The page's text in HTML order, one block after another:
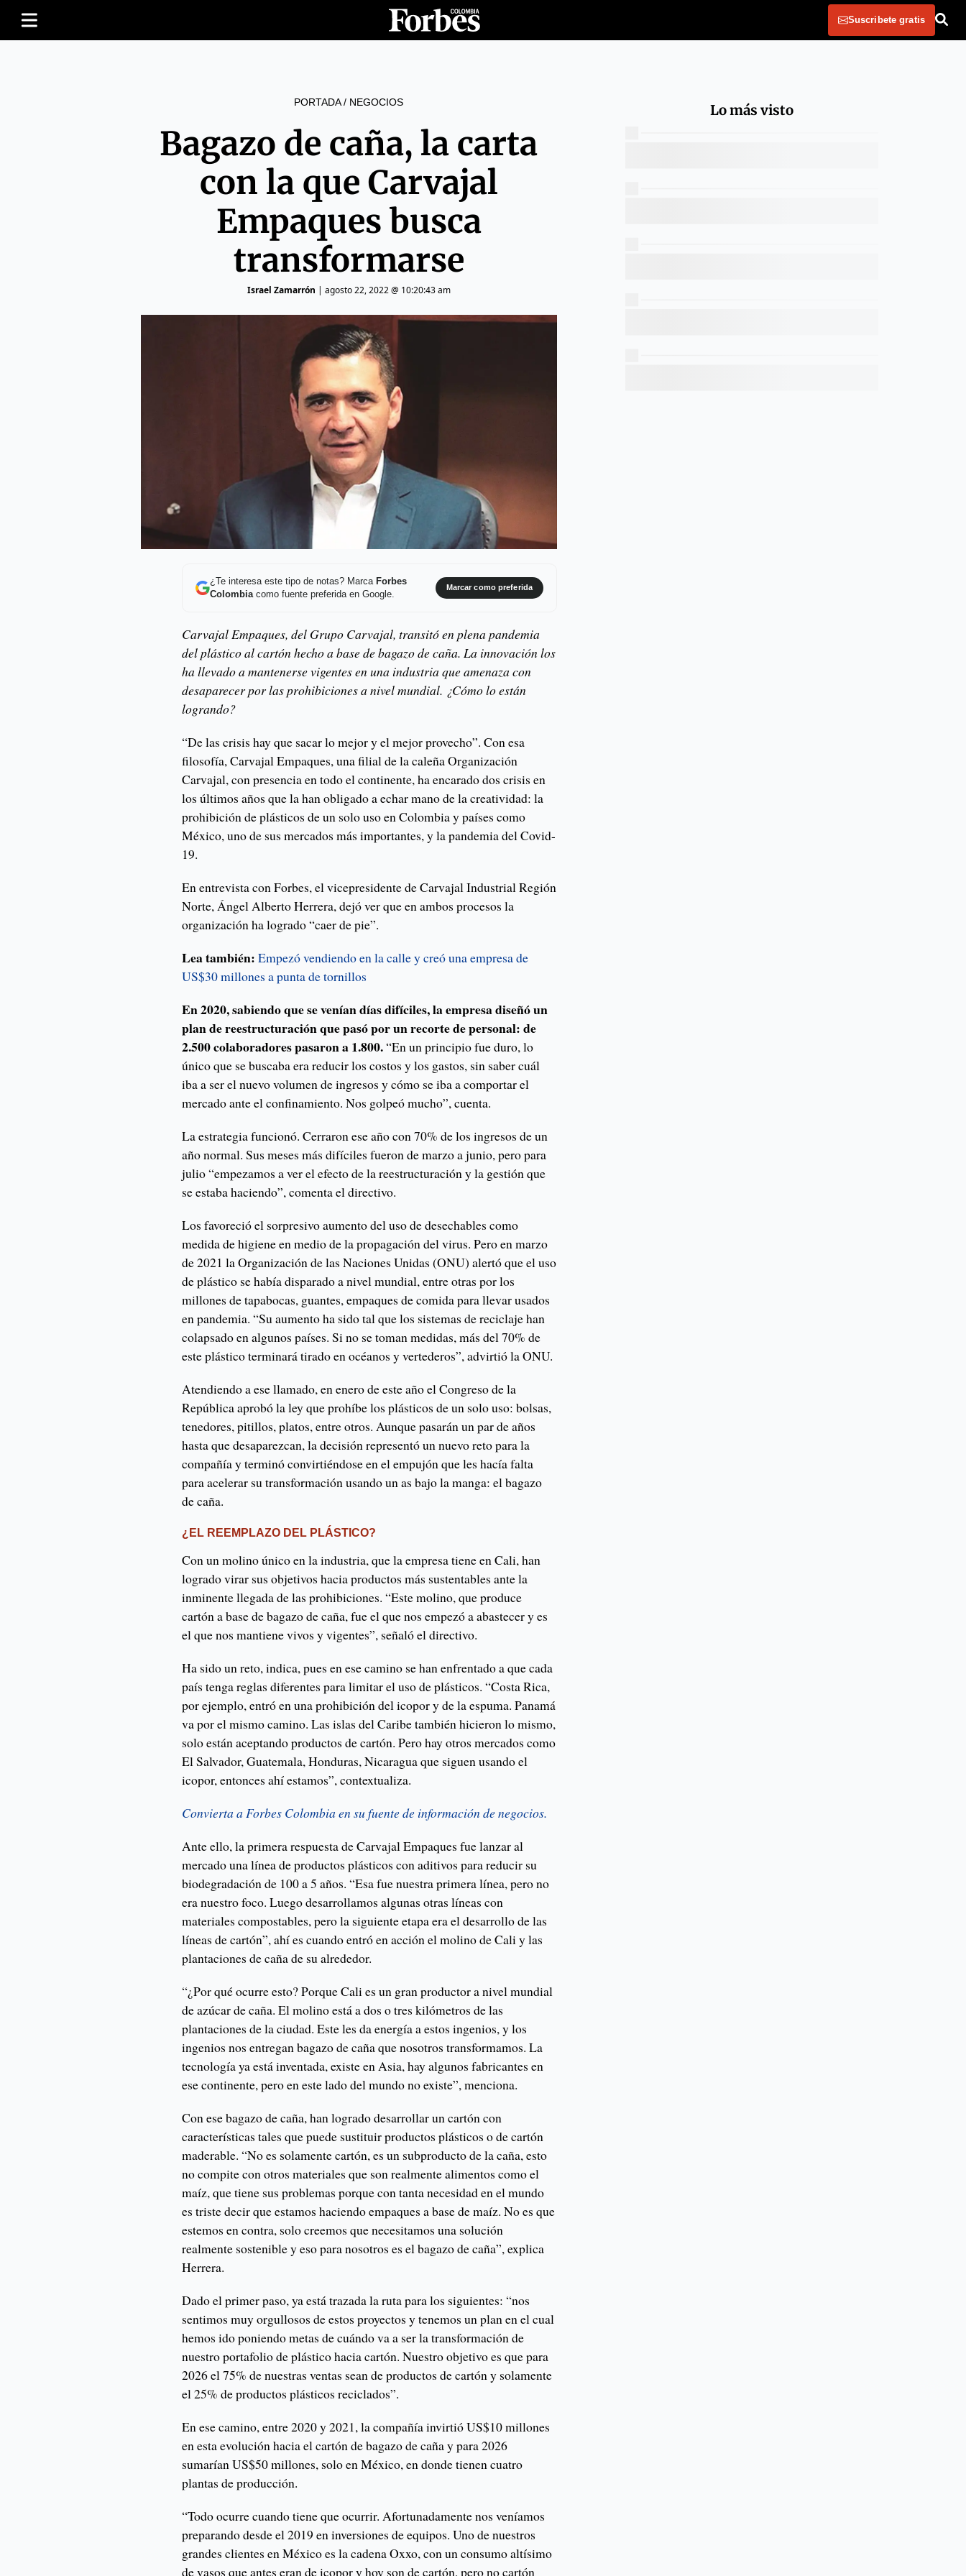
Suscribete gratis
PORTADA/ NEGOCIOS
Bagazo de caña, la carta
con la que Carvajal
Empaques busca
transformarse
Israel Zamarrón | agosto 22, 2022 @ 10:20:43 am
¿Te interesa este tipo de notas? Marca Forbes
Colombiacomo fuente preferida en Google.
Marcar como preferida
Carvajal Empaques, del Grupo Carvajal, transitó en plena pandemia
del plástico al cartón hecho a base de bagazo de caña. La innovación los
ha llevado a mantenerse vigentes en una industria que amenaza con
desaparecer por las prohibiciones a nivel mundial. ¿Cómo lo están
logrando?
“De las crisis hay que sacar lo mejor y el mejor provecho”. Con esa
filosofía, Carvajal Empaques, una filial de la caleña Organización
Carvajal, con presencia en todo el continente, ha encarado dos crisis en
los últimos años que la han obligado a echar mano de la creatividad: la
prohibición de plásticos de un solo uso en Colombia y países como
México, uno de sus mercados más importantes, y la pandemia del Covid-
19.
En entrevista con Forbes, el vicepresidente de Carvajal Industrial Región
Norte, Ángel Alberto Herrera, dejó ver que en ambos procesos la
organización ha logrado “caer de pie”.
Lea también: Empezó vendiendo en la calle y creó una empresa de
US$30 millones a punta de tornillos
En 2020, sabiendo que se venían días difíciles, la empresa diseñó un
plan de reestructuración que pasó por un recorte de personal: de
2.500 colaboradores pasaron a 1.800.“En un principio fue duro, lo
único que se buscaba era reducir los costos y los gastos, sin saber cuál
iba a ser el nuevo volumen de ingresos y cómo se iba a comportar el
mercado ante el confinamiento. Nos golpeó mucho”, cuenta.
La estrategia funcionó. Cerraron ese año con 70% de los ingresos de un
año normal. Sus meses más difíciles fueron de marzo a junio, pero para
julio “empezamos a ver el efecto de la reestructuración y la gestión que
se estaba haciendo”, comenta el directivo.
Los favoreció el sorpresivo aumento del uso de desechables como
medida de higiene en medio de la propagación del virus. Pero en marzo
de 2021 la Organización de las Naciones Unidas (ONU) alertó que el uso
de plástico se había disparado a nivel mundial, entre otras por los
millones de tapabocas, guantes, empaques de comida para llevar usados
en pandemia. “Su aumento ha sido tal que los sistemas de reciclaje han
colapsado en algunos países. Si no se toman medidas, más del 70% de
este plástico terminará tirado en océanos y vertederos”, advirtió la ONU.
Atendiendo a ese llamado, en enero de este año el Congreso de la
República aprobó la ley que prohíbe los plásticos de un solo uso: bolsas,
tenedores, pitillos, platos, entre otros. Aunque pasarán un par de años
hasta que desaparezcan, la decisión representó un nuevo reto para la
compañía y terminó convirtiéndose en el empujón que les hacía falta
para acelerar su transformación usando un as bajo la manga: el bagazo
de caña.
¿EL REEMPLAZO DEL PLÁSTICO?
Con un molino único en la industria, que la empresa tiene en Cali, han
logrado virar sus objetivos hacia productos más sustentables ante la
inminente llegada de las prohibiciones. “Este molino, que produce
cartón a base de bagazo de caña, fue el que nos empezó a abastecer y es
el que nos mantiene vivos y vigentes”, señaló el directivo.
Ha sido un reto, indica, pues en ese camino se han enfrentado a que cada
país tenga reglas diferentes para limitar el uso de plásticos. “Costa Rica,
por ejemplo, entró en una prohibición del icopor y de la espuma. Panamá
va por el mismo camino. Las islas del Caribe también hicieron lo mismo,
solo están aceptando productos de cartón. Pero hay otros mercados como
El Salvador, Guatemala, Honduras, Nicaragua que siguen usando el
icopor, entonces ahí estamos”, contextualiza.
Convierta a Forbes Colombia en su fuente de información de negocios.
Ante ello, la primera respuesta de Carvajal Empaques fue lanzar al
mercado una línea de productos plásticos con aditivos para reducir su
biodegradación de 100 a 5 años. “Esa fue nuestra primera línea, pero no
era nuestro foco. Luego desarrollamos algunas otras líneas con
materiales compostables, pero la siguiente etapa era el desarrollo de las
líneas de cartón”, ahí es cuando entró en acción el molino de Cali y las
plantaciones de caña de su alrededor.
“¿Por qué ocurre esto? Porque Cali es un gran productor a nivel mundial
de azúcar de caña. El molino está a dos o tres kilómetros de las
plantaciones de la ciudad. Este les da energía a estos ingenios, y los
ingenios nos entregan bagazo de caña que nosotros transformamos. La
tecnología ya está inventada, existe en Asia, hay algunos fabricantes en
ese continente, pero en este lado del mundo no existe”, menciona.
Con ese bagazo de caña, han logrado desarrollar un cartón con
características tales que puede sustituir productos plásticos o de cartón
maderable. “No es solamente cartón, es un subproducto de la caña, esto
no compite con otros materiales que son realmente alimentos como el
maíz, que tiene sus problemas porque con tanta necesidad en el mundo
es triste decir que estamos haciendo empaques a base de maíz. No es que
estemos en contra, solo creemos que necesitamos una solución
realmente sostenible y eso para nosotros es el bagazo de caña”, explica
Herrera.
Dado el primer paso, ya está trazada la ruta para los siguientes: “nos
sentimos muy orgullosos de estos proyectos y tenemos un plan en el cual
hemos ido poniendo metas de cuándo va a ser la transformación de
nuestro portafolio de plástico hacia cartón. Nuestro objetivo es que para
2026 el 75% de nuestras ventas sean de productos de cartón y solamente
el 25% de productos plásticos reciclados”.
En ese camino, entre 2020 y 2021, la compañía invirtió US$10 millones
en esta evolución hacia el cartón de bagazo de caña y para 2026
sumarían US$50 millones, solo en México, en donde tienen cuatro
plantas de producción.
“Todo ocurre cuando tiene que ocurrir. Afortunadamente nos veníamos
preparando desde el 2019 en inversiones de equipos. Uno de nuestros
grandes clientes en México es la cadena Oxxo, con un consumo altísimo
de vasos que antes eran de icopor y hoy son de cartón, pero no cartón
Lo más visto